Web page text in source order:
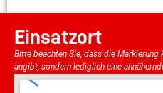
Einsatzort
Bitte beachten Sie, dass die
angibt, sondern lediglich eine